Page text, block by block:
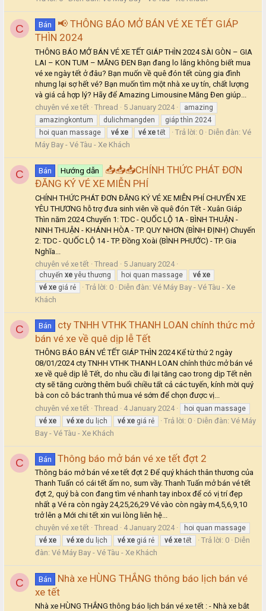
C Bán
📢 THÔNG BÁO MỞ BÁN VÉ XE TẾT GIÁP
THÌN 2024
THÔNG BÁO MỞ BÁN VÉ XE TẾT GIÁP THÌN 2024 SÀI GÒN – GIA
LAI – KON TUM – MĂNG ĐEN Bạn đang lo lắng không biết mua
vé xe ngày tết ở đâu? Bạn muốn về quê đón tết cùng gia đình
nhưng lại sợ hết vé? Bạn muốn tìm một nhà xe uy tín, chất lượng
và giá cả hợp lý? Hãy để Amazing Limousine Măng Đen giúp...
chuyên vé xe tết Thread 5 January 2024
amazing
amazingkontum
dulichmangden
giáp thìn 2024
hoi quan massage
vé xe vé xetết Trả lời: 0 Diễn đàn: Vé
Máy Bay - Vé Tàu - Xe Khách
C Bán Hướng dẫn
📥📥📥CHÍNH THỨC PHÁT ĐƠN
ĐĂNG KÝ VÉ XE MIỄN PHÍ
CHÍNH THỨC PHÁT ĐƠN ĐĂNG KÝ VÉ XE MIỄN PHÍ CHUYẾN XE
YÊU THƯƠNG hỗ trợ đưa sinh viên về quê đón Tết - Xuân Giáp
Thìn năm 2024 Chuyến 1: TDC - QUỐC LỘ 1A - BÌNH THUẬN -
NINH THUẬN - KHÁNH HÒA - TP. QUY NHƠN (BÌNH ĐỊNH) Chuyến
2: TDC - QUỐC LỘ 14 - TP. Đồng Xoài (BÌNH PHƯỚC) - TP. Gia
Nghĩa...
chuyên vé xe tết Thread 5 January 2024
chuyến xe yêu thương hoi quan massage vé xe
vé xe giá rẻ Trả lời: 0 Diễn đàn: Vé Máy Bay - Vé Tàu - Xe
Khách
C Bán
cty TNHH VTHK THANH LOAN chính thức mở
bán vé xe về quê dịp lễ Tết
THÔNG BÁO BÁN VÉ TẾT GIÁP THÌN 2024 Kể từ thứ 2 ngày
08/01/2024 cty TNHH VTHK THANH LOAN chính thức mở bán vé
xe về quê dịp lễ Tết, do nhu cầu đi lại tăng cao trong dịp Tết nên
cty sẽ tăng cường thêm buổi chiều tất cả các tuyến, kính mời quý
bà con cô bác tranh thủ mua vé sớm để chọn được vị...
chuyên vé xe tết Thread 4 January 2024
hoi quan massage
vé xe vé xe du lịch vé xe giá rẻ Trả lời: 0 Diễn đàn: Vé Máy
Bay - Vé Tàu - Xe Khách
C Bán Thông báo mở bán vé xe tết đợt 2
Thông báo mở bán vé xe tết đợt 2 Để quý khách thân thương của
Thanh Tuấn có cái tết ấm no, sum vầy. Thanh Tuấn mở bán vé tết
đợt 2, quý bà con đang tìm vé nhanh tay inbox để có vị trí đẹp
nhất ạ Vé ra còn ngày 24,25,26,29 Vé vào còn ngày m4,5,6,9,10
trở lên ạ Mới chi tết xin vui lòng liên hệ...
chuyên vé xe tết Thread 4 January 2024
hoi quan massage
vé xe vé xe du lịch vé xe giá rẻ vé xetết Trả lời: 0
Diễn
đàn: Vé Máy Bay - Vé Tàu - Xe Khách
C Bán
Nhà xe HÙNG THẮNG thông báo lịch bán vé
xe tết
Nhà xe HÙNG THẮNG thông báo lịch bán vé xe tết : - Nhà xe bắt